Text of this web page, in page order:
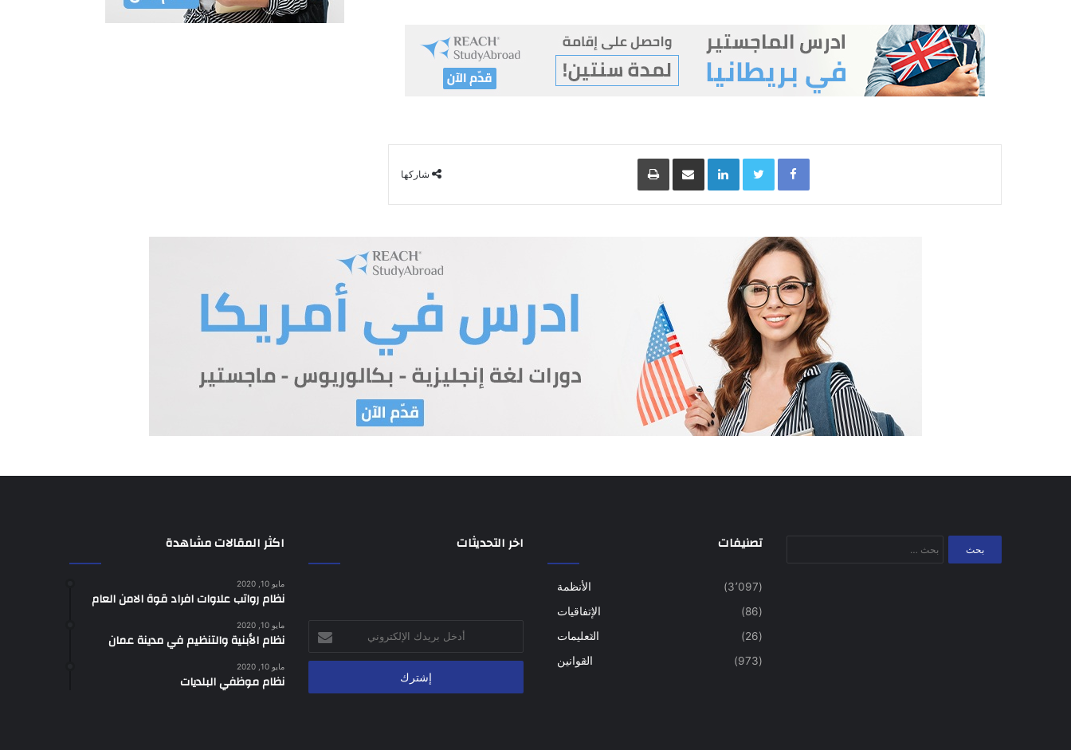
شاركها
Facebook
Twitter
LinkedInمشاركة عبر البريد طباعة
اكثر المقالات مشاهدة
مايو 10, 2020
نظام رواتب علاوات افراد قوة الامن العام
مايو 10, 2020
نظام الأبنية والتنظيم في مدينة عمان
مايو 10, 2020
نظام موظفي البلديات
اخر التحديثات
الإلكتروني
تصنيفات
الأنظمة
(3٬097)
الإتفاقيات
(86)
التعليمات
(26)
القوانين
(973)